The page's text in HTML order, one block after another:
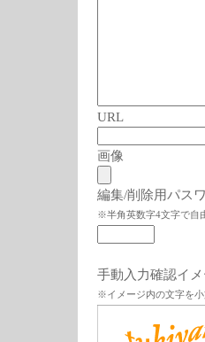
URL
画像
編集/削除用パス
※半角英数字4文字で自
手動入力確認イ
※イメージ内の文字を小